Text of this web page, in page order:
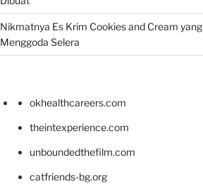
Nikmatnya Es Krim Cookies and Cream yang
Menggoda Selera
okhealthcareers.com
theintexperience.com
unboundedthefilm.com
catfriends-bg.org